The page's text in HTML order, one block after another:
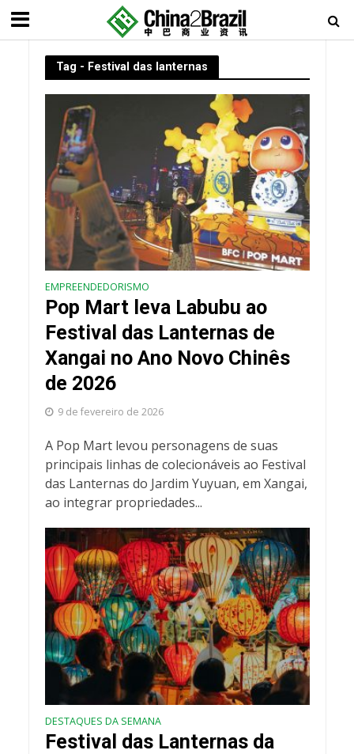
Tag - Festival das lanternas
EMPREENDEDORISMO
Pop Mart leva Labubu ao
Festival das Lanternas de
Xangai no Ano Novo Chinês
de 2026
9 de fevereiro de 2026
A Pop Mart levou personagens de suas
principais linhas de colecionáveis ao Festival
das Lanternas do Jardim Yuyuan, em Xangai,
ao integrar propriedades...
DESTAQUES DA SEMANA
Festival das Lanternas da